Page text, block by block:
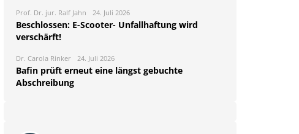
Prof. Dr. jur. Ralf Jahn 24. Juli 2026
Beschlossen: E-Scooter- Unfallhaftung wird
verschärft!
Dr. Carola Rinker 24. Juli 2026
Bafin prüft erneut eine längst gebuchte
Abschreibung